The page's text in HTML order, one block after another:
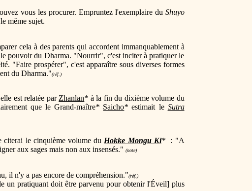
vous les procurer. Empruntez l'exemplaire du Shuyo
même sujet.
cela à des parents qui accordent immanquablement à
pouvoir du Dharma. "Nourrir", c'est inciter à pratiquer le
"Faire prospérer", c'est apparaître sous diverses formes
du Dharma."(réf.)
est relatée par Zhanlan* à la fin du dixième volume du
que le Grand-maître* Saicho* estimait le Sutra
citerai le cinquième volume du Hokke Mongu Ki*: "A
aux sages mais non aux insensés." (note)
il n'y a pas encore de compréhension."(réf.)
pratiquant doit être parvenu pour obtenir l'Éveil] plus